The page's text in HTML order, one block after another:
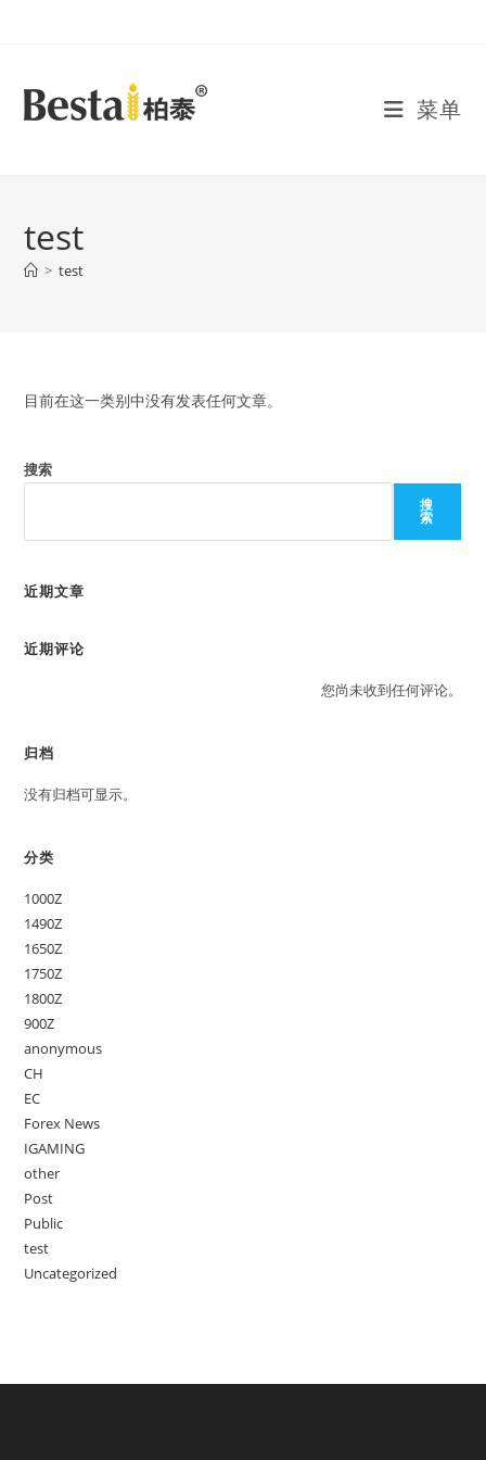
菜单
test
> test
目前在这一类别中没有发表任何文章。
搜索
搜
索
近期文章
近期评论
您尚未收到任何评论。
归档
没有归档可显示。
分类
1000Z
1490Z
1650Z
1750Z
1800Z
900Z
anonymous
CH
EC
Forex News
IGAMING
other
Post
Public
test
Uncategorized